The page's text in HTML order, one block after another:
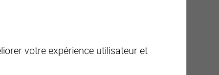
votre expérience utilisateur et